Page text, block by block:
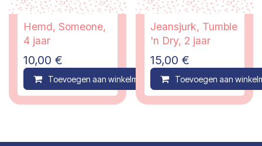
Hemd, Someone,
4 jaar
10,00 €
Toevoegen aan winkelmandje Compare
Jeansjurk, Tumble
'n Dry, 2 jaar
15,00 €
Toevoegen aan